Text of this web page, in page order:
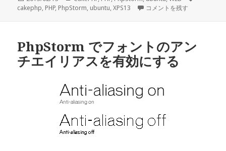
稿
テ
cakephp, PHP, PhpStorm, ubuntu,XPS13 PhpStorm cakephp
コメントを残す
PhpStorm でフォントのアン
チエイリアスを有効にする